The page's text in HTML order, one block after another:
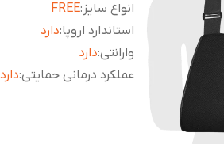
انواع سایز :
FREE
استاندارد اروپا:دارد
وارانتی:دارد
عملکرد درمانی حمایتی:دارد